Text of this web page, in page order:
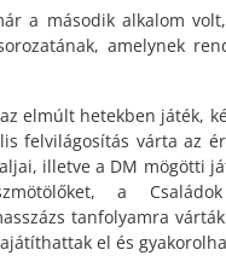
a második alkalom
amelynek
elmúlt hetekben játék,
felvilágosítás várta az
illetve a DM mögötti
a
tanfolyamra
el és